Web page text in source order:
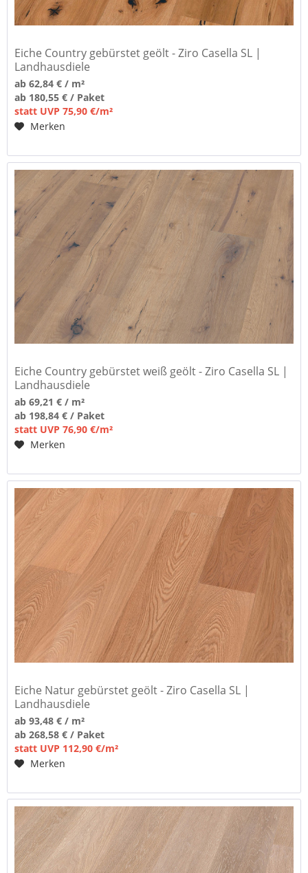
Eiche Country gebürstet geölt - Ziro Casella SL |
Landhausdiele
ab 62,84 € / m²
ab 180,55 € / Paket
statt UVP 75,90 €/m²
Merken
Eiche Country gebürstet weiß geölt - Ziro Casella SL |
Landhausdiele
ab 69,21 € / m²
ab 198,84 € / Paket
statt UVP 76,90 €/m²
Merken
Eiche Natur gebürstet geölt - Ziro Casella SL |
Landhausdiele
ab 93,48 € / m²
ab 268,58 € / Paket
statt UVP 112,90 €/m²
Merken